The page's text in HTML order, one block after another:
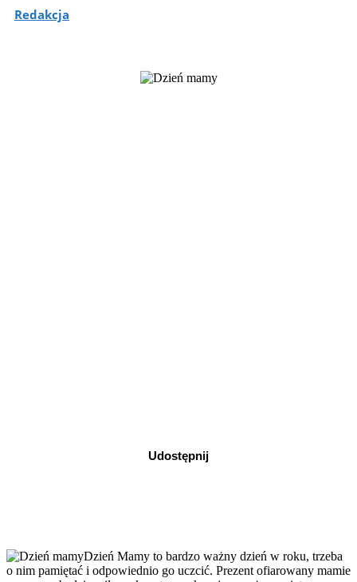
Redakcja
Udostępnij
Dzień Mamy to bardzo ważny dzień w roku, trzeba
o nim pamiętać i odpowiednio go uczcić. Prezent ofiarowany mamie